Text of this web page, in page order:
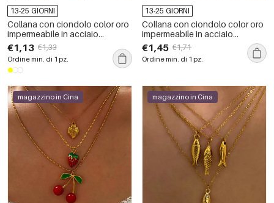
13-25 GIORNI
Collana con ciondolo color oro
impermeabile in acciaio
inossidabile da 1 pezzo
€1,13 €1,33
Ordine min. di 1 pz.
13-25 GIORNI
Collana con ciondolo color oro
impermeabile in acciaio
inossidabile con conchiglia da
1 pezzo
€1,45 €1,71
Ordine min. di 1 pz.
magazzino in Cina magazzino in Cina